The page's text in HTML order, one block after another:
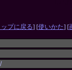
ップに戻る] [使いかた] [